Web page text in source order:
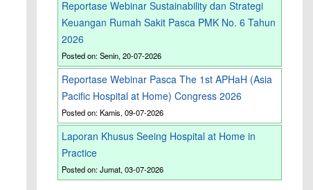
Reportase Webinar Sustainability dan Strategi
Keuangan Rumah Sakit Pasca PMK No. 6 Tahun
2026
Posted on: Senin, 20-07-2026
Reportase Webinar Pasca The 1st APHaH (Asia
Pacific Hospital at Home) Congress 2026
Posted on: Kamis, 09-07-2026
Laporan Khusus Seeing Hospital at Home in
Practice
Posted on: Jumat, 03-07-2026